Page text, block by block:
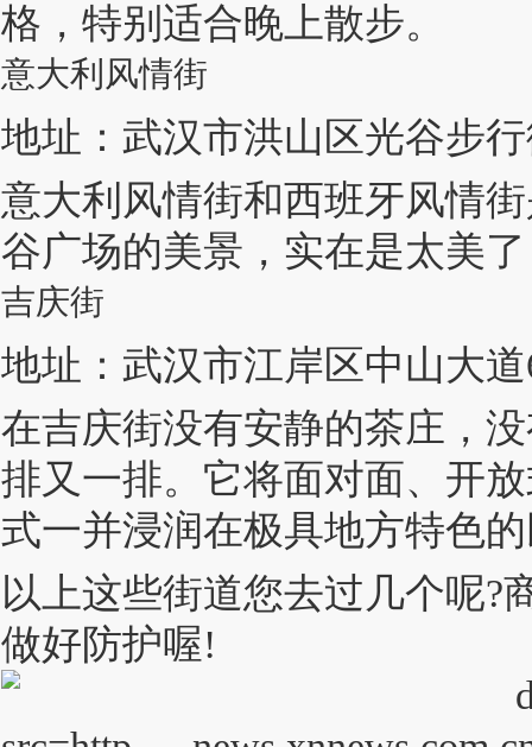
格，特别适合晚上散步。
意大利风情街
地址：武汉市洪山区光谷步
意大利风情街和西班牙风情
谷广场的美景，实在是太美
吉庆街
地址：武汉市江岸区中山大
在吉庆街没有安静的茶庄，
排又一排。它将面对面、开
式一并浸润在极具地方特色
以上这些街道您去过几个呢?
做好防护喔!